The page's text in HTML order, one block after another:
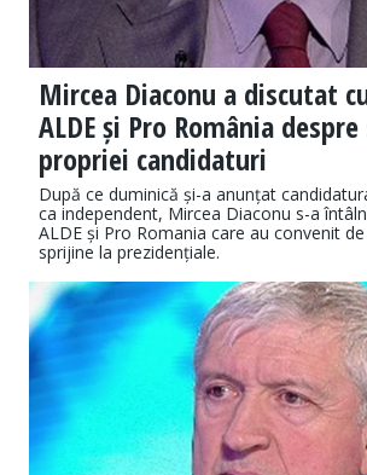
Mircea Diaconu a discutat
ALDE și Pro România
propriei candidaturi
După ce duminică și-a anunțat
ca independent, Mircea Diaconu s-a
ALDE și Pro Romania care au convenit
sprijine la prezidențiale.